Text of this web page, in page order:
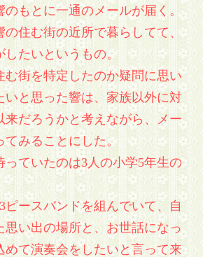
のもとに一通のメールが届く。
の住む街の近所で暮らしてて、
たいというもの。
む街を特定したのか疑問に思い
いと思った響は、家族以外に対
来だろうかと考えながら、メー
みることにした。
っていたのは3人の小学5年生の
ピースバンドを組んでいて、自
思い出の場所と、お世話になっ
めて演奏会をしたいと言って来